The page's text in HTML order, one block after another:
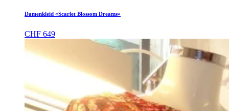
Damenkleid «Scarlet Blossom Dreams»
CHF 649